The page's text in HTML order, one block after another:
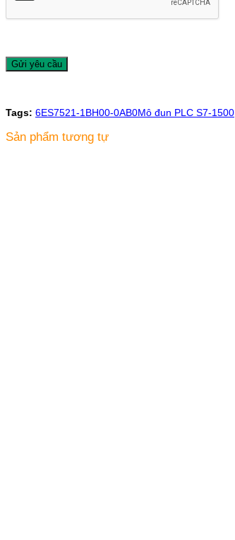
Tags: 6ES7521-1BH00-0AB0Mô đun PLC S7-1500
Sản phẩm tương tự